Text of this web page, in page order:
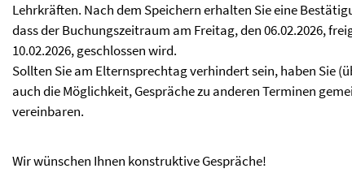
Lehrkräften. Nach dem Speichern erhalten Sie eine
dass der Buchungszeitraum am Freitag, den 06.02.2026,
10.02.2026, geschlossen wird.
Sollten Sie am Elternsprechtag verhindert sein, haben Sie
auch die Möglichkeit, Gespräche zu anderen Terminen
vereinbaren.
Wir wünschen Ihnen konstruktive Gespräche!